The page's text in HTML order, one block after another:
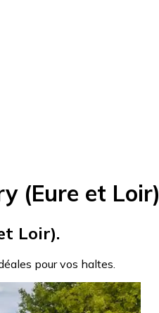
(Eure et Loir)
Loir).
pour vos haltes.